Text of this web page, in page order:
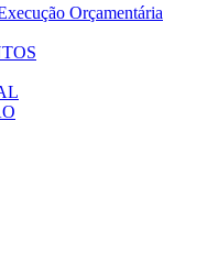
Orçamentária